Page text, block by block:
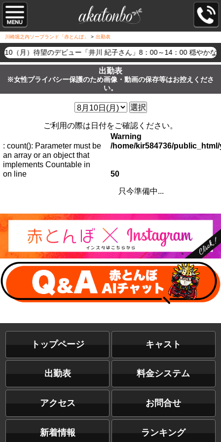
川崎堀之内ソープランド「赤とんぼ」 > 出勤表
（月）待望のデビュー「井川 紀子さん」8：00～14：00 穏やかな
出勤表
※女性プライバシー保護のため画像・動画の保存等はお控えくださ
い。
選択
ご利用の際は日付をご確認ください。
Warning
: count(): Parameter must be
an array or an object that
implements Countable in
/home/kir584736/
on line 50
只今準備中...
トップページ キャスト
出勤表 料金システム
アクセス お問合せ
新着情報 ランキング